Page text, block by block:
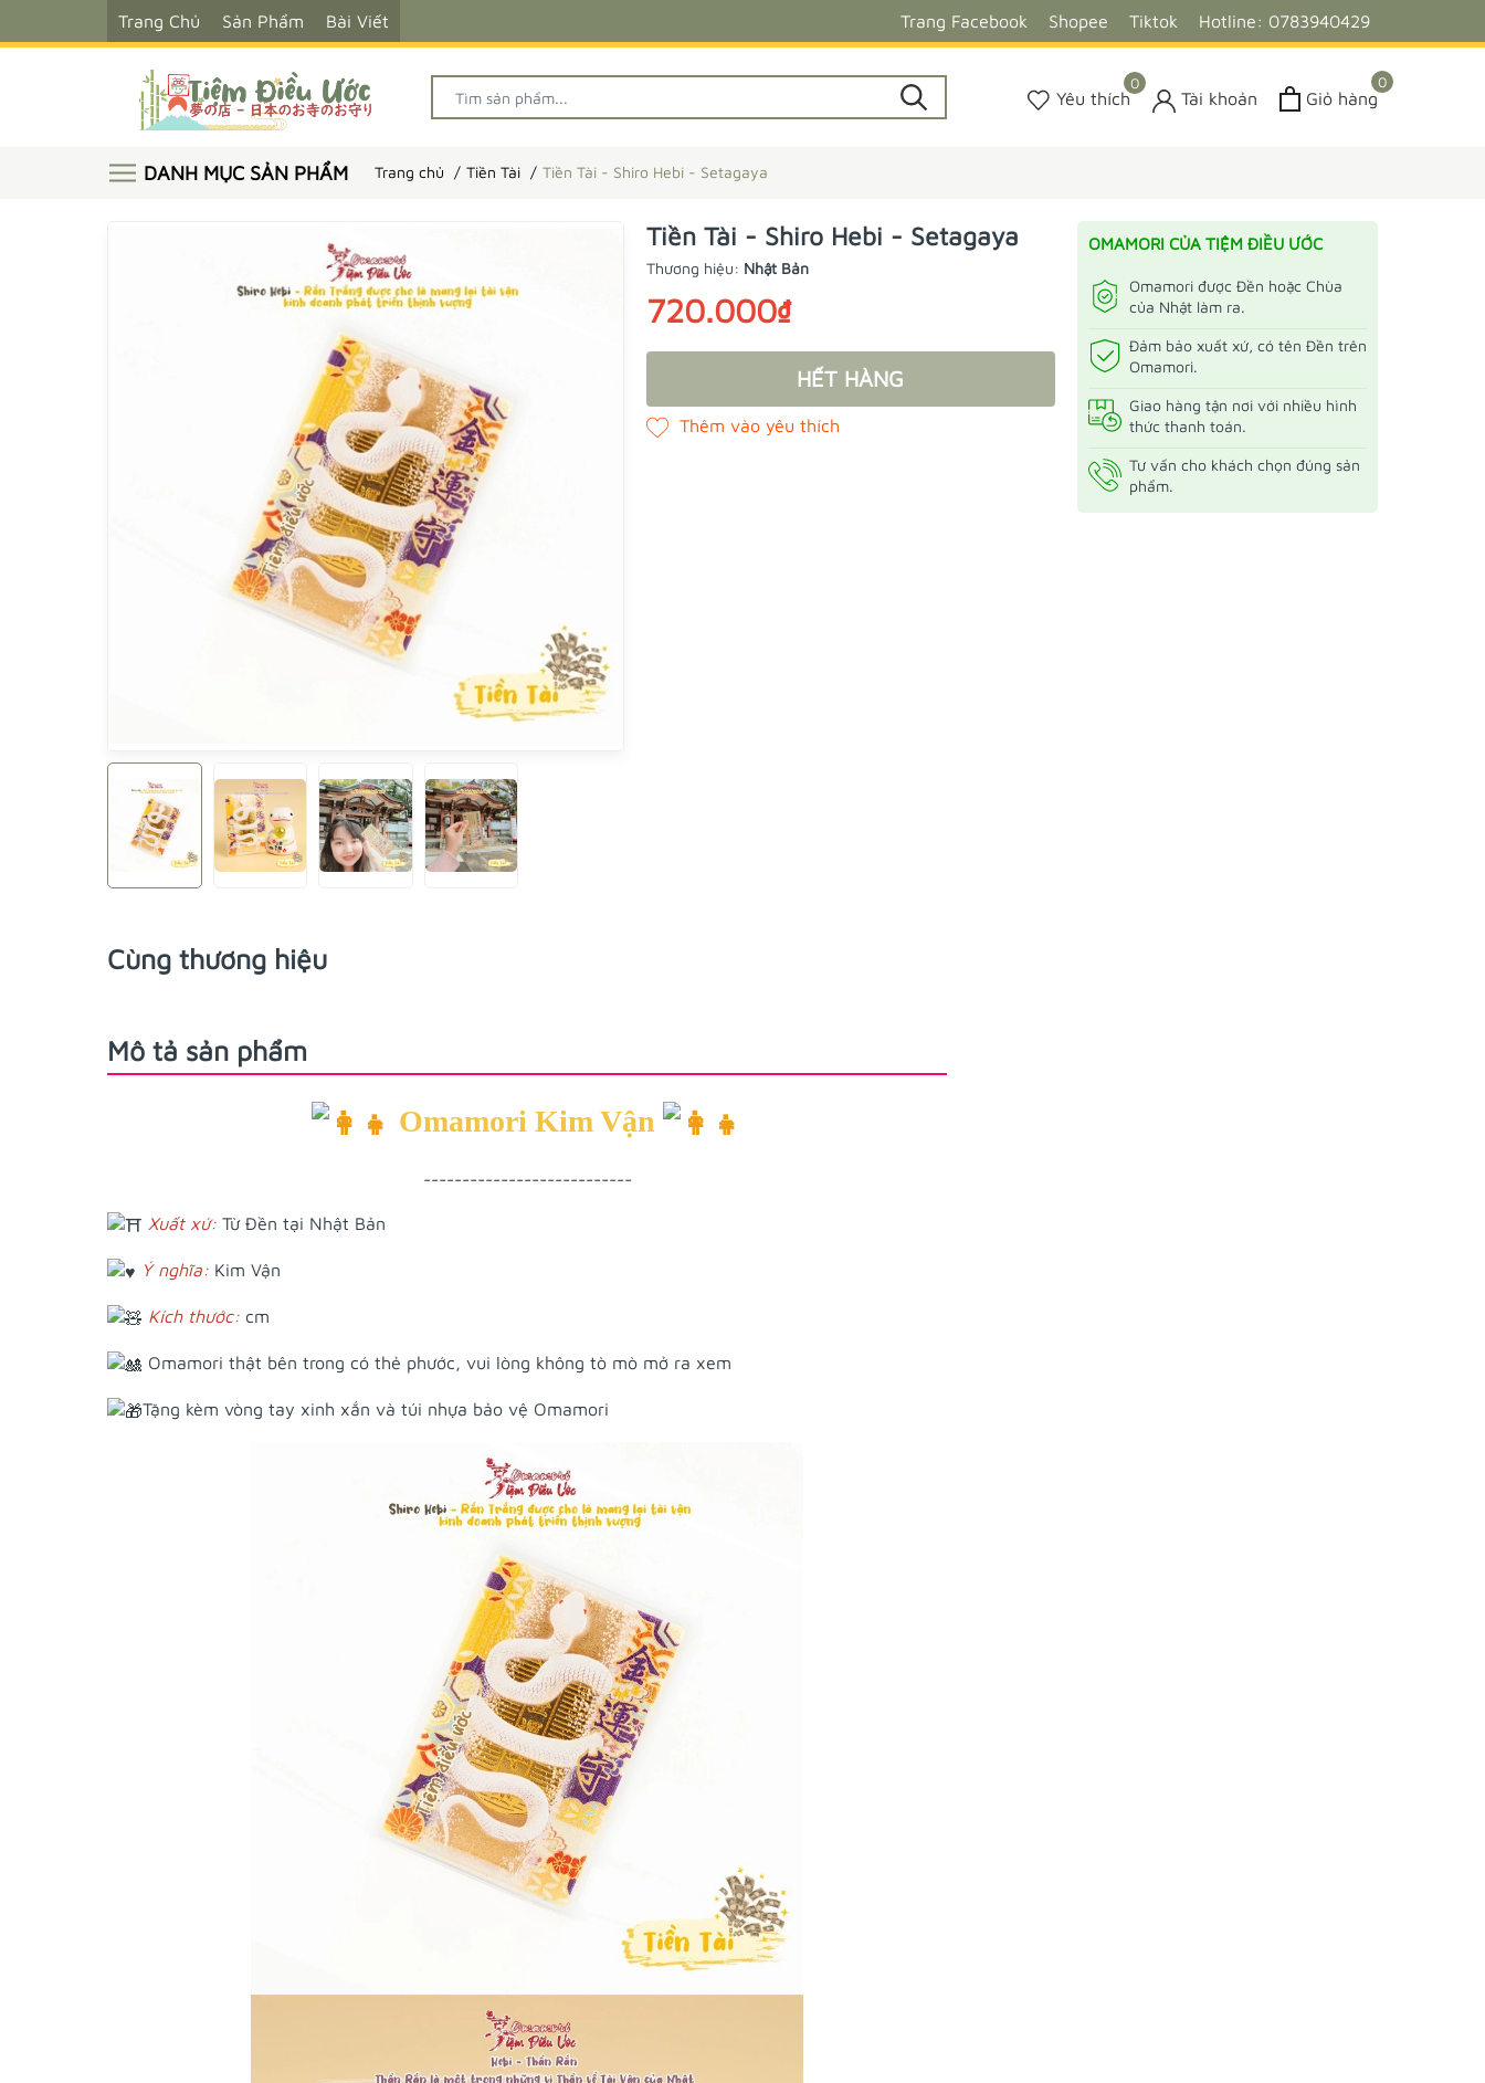
Trang Chủ Sản Phẩm Bài Viết Trang Facebook Shopee Tiktok Hotline: 0783940429
0
Yêu thích Tài khoản
0
Giỏ hàng
DANH MỤC SẢN PHẨM Trang chủ Tiền Tài Tiền Tài - Shiro Hebi - Setagaya
Tiền Tài - Shiro Hebi - Setagaya
Thương hiệu: Nhật Bản
720.000₫
HẾT HÀNG
OMAMORI CỦA TIỆM ĐIỀU ƯỚC
Omamori được Đền hoặc Chùa
của Nhật làm ra.
Đảm bảo xuất xứ, có tên Đền trên
Omamori.
Giao hàng tận nơi với nhiều hình
thức thanh toán.
Tư vấn cho khách chọn đúng sản
phẩm.
Cùng thương hiệu
Mô tả sản phẩm
Omamori Kim Vận
---------------------------
Xuất xứ: Từ Đền tại Nhật Bản
Ý nghĩa: Kim Vận
Kích thước: cm
Omamori thật bên trong có thẻ phước, vui lòng không tò mò mở ra xem
Tặng kèm vòng tay xinh xắn và túi nhựa bảo vệ Omamori